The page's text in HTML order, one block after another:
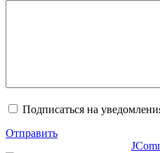
Подписаться на
Отправить